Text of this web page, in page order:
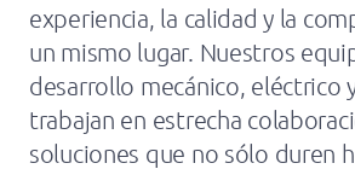
experiencia, la calidad y la
un mismo lugar. Nuestros
desarrollo mecánico, eléctrico
trabajan en estrecha
soluciones que no sólo duren